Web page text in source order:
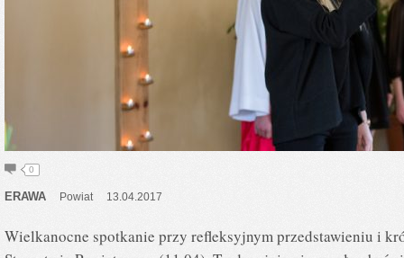
0
ERAWA Powiat 13.04.2017
Wielkanocne spotkanie przy refleksyjnym przedstawieniu i